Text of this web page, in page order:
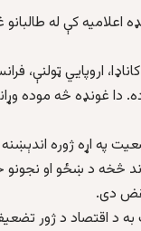
ګډه اعلاميه کې له
ټولنې،
ده. دا غونډه څه موده
په اړه ژوره
څخه د ښځو او
نقض دی.
به د اقتصاد د ژور